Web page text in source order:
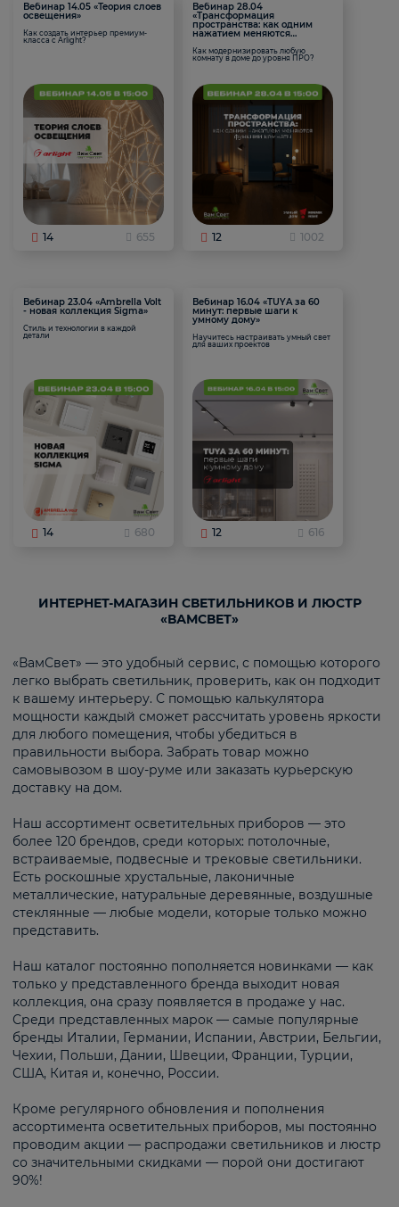
Вебинар 14.05 «Теория слоев
освещения»
Как создать интерьер премиум-
класса с Arlight?
14 655
Вебинар 28.04
«Трансформация
пространства: как одним
нажатием меняются
Как модернизировать любую
комнату в доме до уровня ПРО?
12 1002
Вебинар 23.04 «Ambrella Volt
- новая коллекция Sigma»
Стиль и технологии в каждой
детали
14 680
Вебинар 16.04 «TUYA за 60
минут: первые шаги к
умному дому»
Научитесь настраивать умный свет
для ваших проектов
12 616
ИНТЕРНЕТ-МАГАЗИН СВЕТИЛЬНИКОВ И ЛЮСТР
«ВАМСВЕТ»
«ВамСвет» — это удобный сервис, с помощью которого
легко выбрать светильник, проверить, как он подходит
к вашему интерьеру. С помощью калькулятора
мощности каждый сможет рассчитать уровень яркости
для любого помещения, чтобы убедиться в
правильности выбора. Забрать товар можно
самовывозом в шоу-руме или заказать курьерскую
доставку на дом.
Наш ассортимент осветительных приборов — это
более 120 брендов, среди которых: потолочные,
встраиваемые, подвесные и трековые светильники.
Есть роскошные хрустальные, лаконичные
металлические, натуральные деревянные, воздушные
стеклянные — любые модели, которые только можно
представить.
Наш каталог постоянно пополняется новинками — как
только у представленного бренда выходит новая
коллекция, она сразу появляется в продаже у нас.
Среди представленных марок — самые популярные
бренды Италии, Германии, Испании, Австрии, Бельгии,
Чехии, Польши, Дании, Швеции, Франции, Турции,
США, Китая и, конечно, России.
Кроме регулярного обновления и пополнения
ассортимента осветительных приборов, мы постоянно
проводим акции — распродажи светильников и люстр
со значительными скидками — порой они достигают
90%!